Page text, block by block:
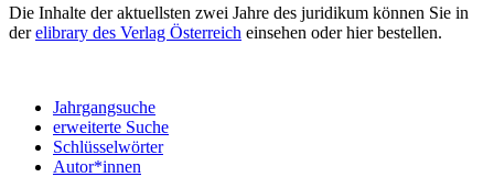
Die Inhalte der aktuellsten zwei Jahre des juridikum können Sie in
derelibrary des Verlag Österreich einsehen oder hier bestellen.
Jahrgangsuche
erweiterte Suche
Schlüsselwörter
Autor*innen